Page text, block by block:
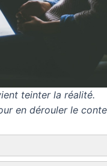
teinter la réalité.
en dérouler le